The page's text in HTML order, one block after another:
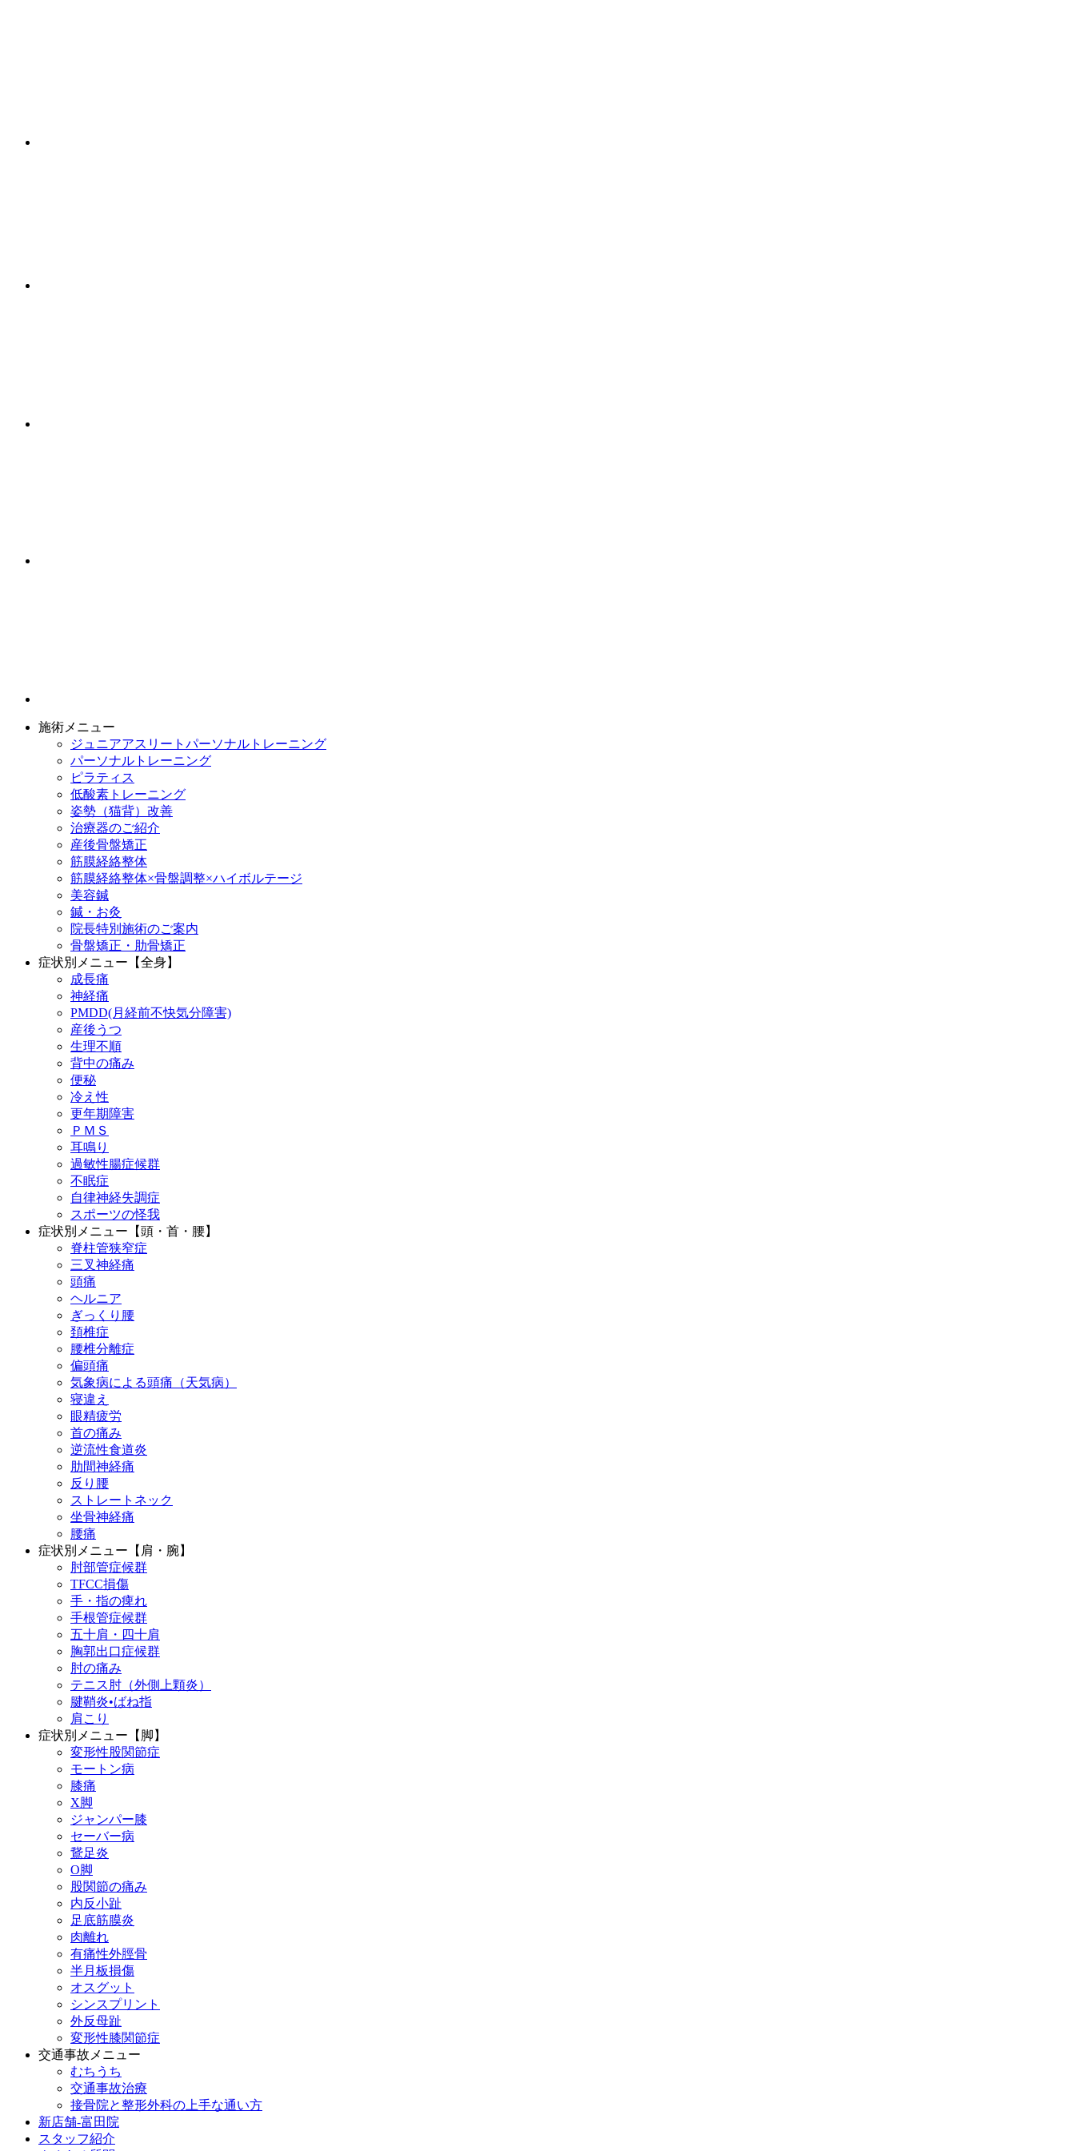
施術メニュー
ジュニアアスリートパーソナルトレーニング
パーソナルトレーニング
ピラティス
低酸素トレーニング
姿勢（猫背）改善
治療器のご紹介
産後骨盤矯正
筋膜経絡整体
筋膜経絡整体×骨盤調整×ハイボルテージ
美容鍼
鍼・お灸
院長特別施術のご案内
骨盤矯正・肋骨矯正
症状別メニュー【全身】
成長痛
神経痛
PMDD(月経前不快気分障害)
産後うつ
生理不順
背中の痛み
便秘
冷え性
更年期障害
ＰＭＳ
耳鳴り
過敏性腸症候群
不眠症
自律神経失調症
スポーツの怪我
症状別メニュー【頭・首・腰】
脊柱管狭窄症
三叉神経痛
頭痛
ヘルニア
ぎっくり腰
頚椎症
腰椎分離症
偏頭痛
気象病による頭痛（天気病）
寝違え
眼精疲労
首の痛み
逆流性食道炎
肋間神経痛
反り腰
ストレートネック
坐骨神経痛
腰痛
症状別メニュー【肩・腕】
肘部管症候群
TFCC損傷
手・指の痺れ
手根管症候群
五十肩・四十肩
胸郭出口症候群
肘の痛み
テニス肘（外側上顆炎）
腱鞘炎•ばね指
肩こり
症状別メニュー【脚】
変形性股関節症
モートン病
膝痛
X脚
ジャンパー膝
セーバー病
鵞足炎
O脚
股関節の痛み
内反小趾
足底筋膜炎
肉離れ
有痛性外脛骨
半月板損傷
オスグット
シンスプリント
外反母趾
変形性膝関節症
交通事故メニュー
むちうち
交通事故治療
接骨院と整形外科の上手な通い方
新店舗-富田院
スタッフ紹介